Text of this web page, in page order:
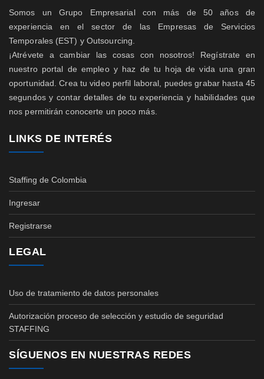
Somos un Grupo Empresarial con más de 50 años de
experiencia en el sector de las Empresas de Servicios
Temporales (EST) y Outsourcing.
¡Atrévete a cambiar las cosas con nosotros! Regístrate en
nuestro portal de empleo y haz de tu hoja de vida una gran
oportunidad. Crea tu video perfil laboral, puedes grabar hasta 45
segundos y contar detalles de tu experiencia y habilidades que
nos permitirán conocerte un poco más.
LINKS DE INTERÉS
Staffing de Colombia
Ingresar
Registrarse
LEGAL
Uso de tratamiento de datos personales
Autorización proceso de selección y estudio de seguridad
STAFFING
SÍGUENOS EN NUESTRAS REDES